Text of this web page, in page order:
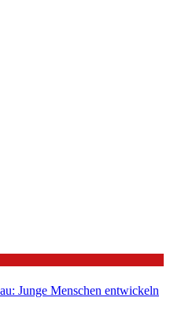
Junge Menschen entwickeln